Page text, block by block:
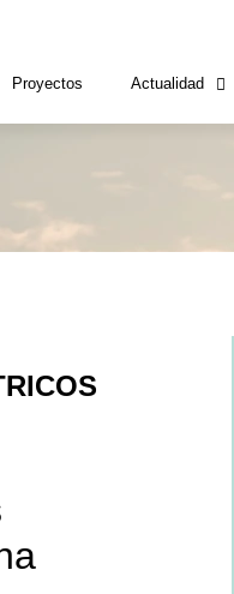
Proyectos Actualidad